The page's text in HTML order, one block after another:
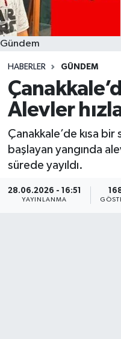
Gündem
HABERLER GÜNDEM
Alevler
Çanakkale’de kısa
başlayan yangında
sürede yayıldı.
28.06.2026 - 16:51
YAYINLANMA